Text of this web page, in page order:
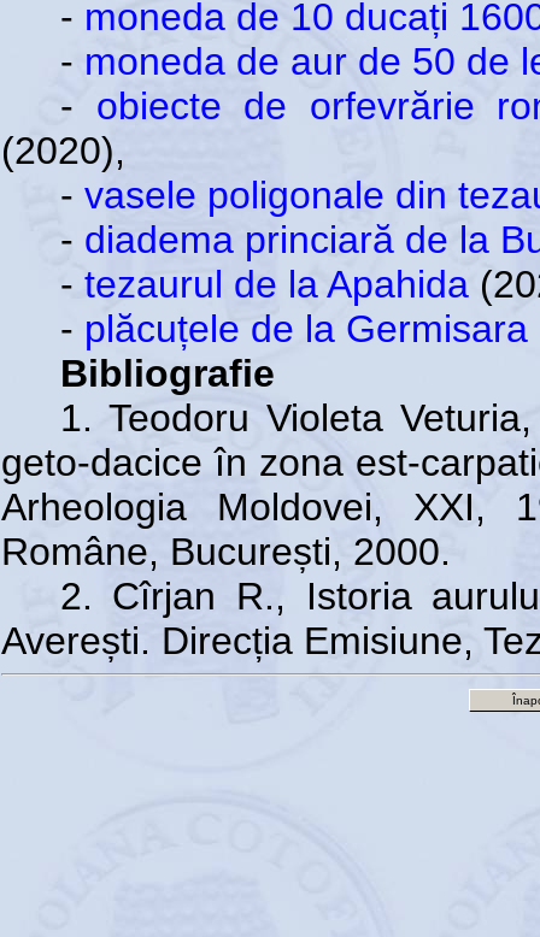
- moneda de 10 ducați
- moneda de aur de 50 de
- obiecte de orfevrărie
(2020),
- vasele poligonale din
- diadema princiară de la
- tezaurul de la Apahida
- plăcuțele de la Germisara
Bibliografie
1. Teodoru Violeta
geto-dacice în zona est-
Arheologia Moldovei, XXI,
Române, București, 2000.
2. Cîrjan R., Istoria
Averești. Direcția Emisiune,